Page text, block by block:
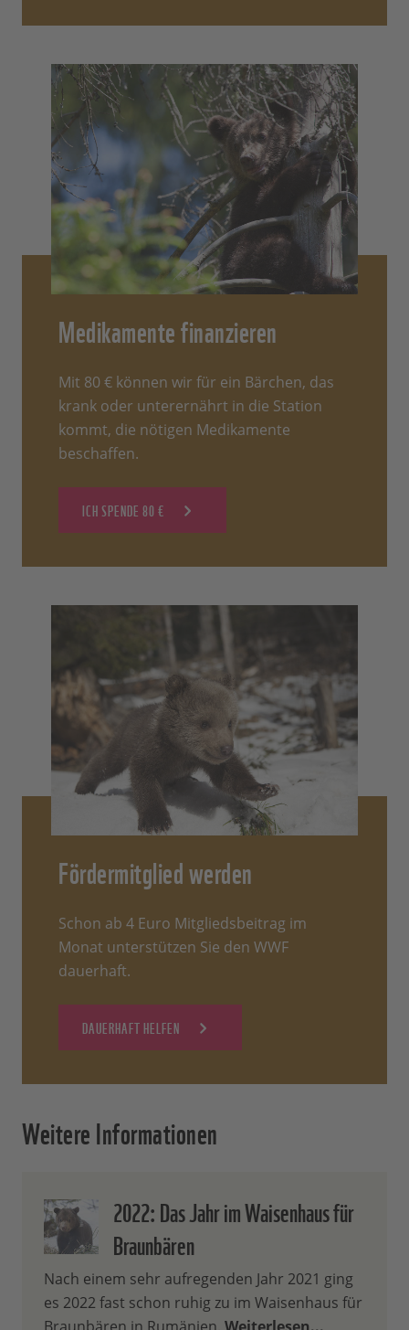
Medikamente finanzieren
Mit 80 € können wir für ein Bärchen, das
krank oder unterernährt in die Station
kommt, die nötigen Medikamente
beschaffen.
ICH SPENDE 80 €
Fördermitglied werden
Schon ab 4 Euro Mitgliedsbeitrag im
Monat unterstützen Sie den WWF
dauerhaft.
DAUERHAFT HELFEN
Weitere Informationen
2022: Das Jahr im Waisenhaus für
Braunbären
Nach einem sehr aufregenden Jahr 2021 ging
es 2022 fast schon ruhig zu im Waisenhaus für